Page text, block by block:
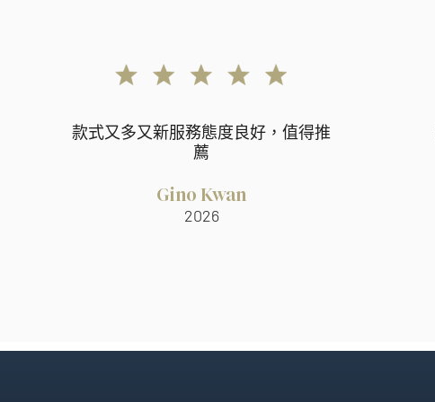
款式又多又新服務態度良好，值得推
薦
Gino Kwan
2026